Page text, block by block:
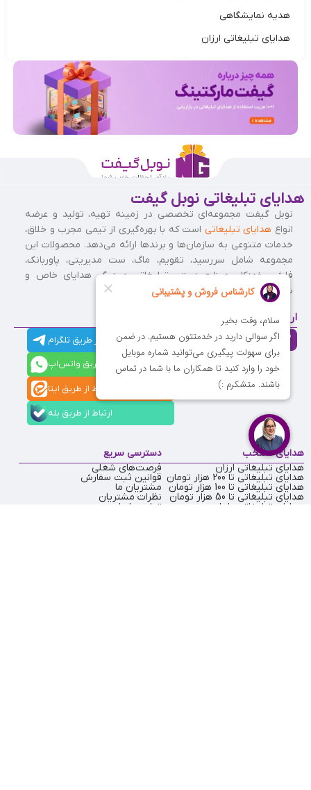
هدیه نمایشگاهی
هدایای تبلیغاتی ارزان
هدایای تبلیغاتی نوبل گیفت
نوبل گیفت مجموعه‌ای تخصصی در زمینه تهیه، تولید و عرضه
انواع هدایای تبلیغاتی است که با بهره‌گیری از تیمی مجرب و خلاق،
خدمات متنوعی به سازمان‌ها و برندها ارائه می‌دهد. محصولات این
مجموعه شامل سررسید، تقویم، ماگ، ست مدیریتی، پاوربانک،
فلش، خودکار، صنایع دستی تبلیغاتی و دیگر هدایای خاص و
سفارشی است.
ارتباط با ما
مشاوره
021-
91009310
021-
86126036
021-
86126506
021-
88537803
فروش
آنلاین
021-
91009320
ارتباط از طریق تلگرام
ارتباط از طریق واتس‌اپ
ارتباط از طریق ایتا
ارتباط از طریق بله
هدایای منتخب
هدایای تبلیغاتی ارزان
هدایای تبلیغاتی تا 200 هزار تومان
هدایای تبلیغاتی تا 100 هزار تومان
هدایای تبلیغاتی تا 50 هزار تومان
هدایای تبلیغاتی یلدا
دسترسی سریع
فرصت‌های شغلی
قوانین ثبت سفارش
مشتریان ما
نظرات مشتریان
تماس با ما